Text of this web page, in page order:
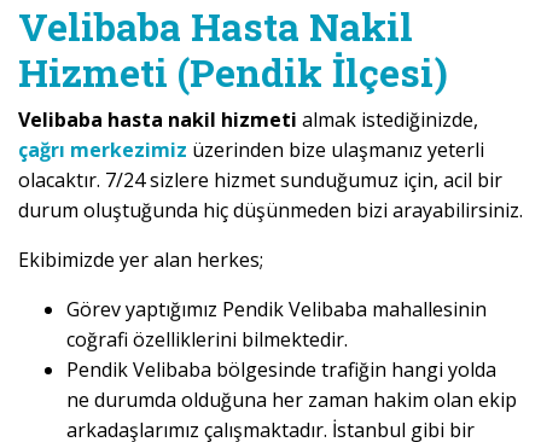
Velibaba Hasta Nakil
Hizmeti (Pendik İlçesi)
Velibaba hasta nakil hizmeti almak istediğinizde,
çağrı merkezimiz üzerinden bize ulaşmanız yeterli
olacaktır. 7/24 sizlere hizmet sunduğumuz için, acil bir
durum oluştuğunda hiç düşünmeden bizi arayabilirsiniz.
Ekibimizde yer alan herkes;
Görev yaptığımız Pendik Velibaba mahallesinin
coğrafi özelliklerini bilmektedir.
Pendik Velibaba bölgesinde trafiğin hangi yolda
ne durumda olduğuna her zaman hakim olan ekip
arkadaşlarımız çalışmaktadır. İstanbul gibi bir